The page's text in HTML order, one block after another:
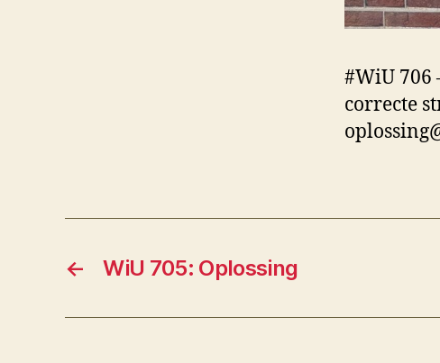
#WiU 706
correcte
← WiU 705: Oplossing